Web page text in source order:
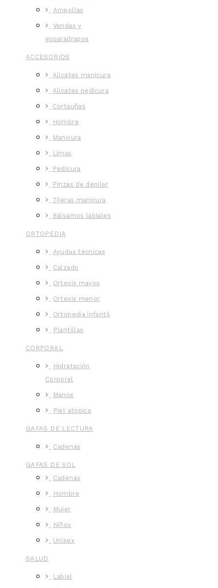
Ampollas
Vendas y
esparadrapos
ACCESORIOS
Alicates manicura
Alicates pedicura
Cortauñas
Hombre
Manicura
Limas
Pedicura
Pinzas de depilar
Tijeras manicura
Bálsamos labiales
ORTOPEDIA
Ayudas técnicas
Calzado
Ortesis mayos
Ortesis menor
Ortopedia infantil
Plantillas
CORPORAL
Hidratación
Corporal
Manos
Piel atópica
GAFAS DE LECTURA
Cadenas
GAFAS DE SOL
Cadenas
Hombre
Mujer
Niños
Unisex
SALUD
Labial